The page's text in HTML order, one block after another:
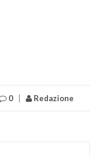
0 Redazione